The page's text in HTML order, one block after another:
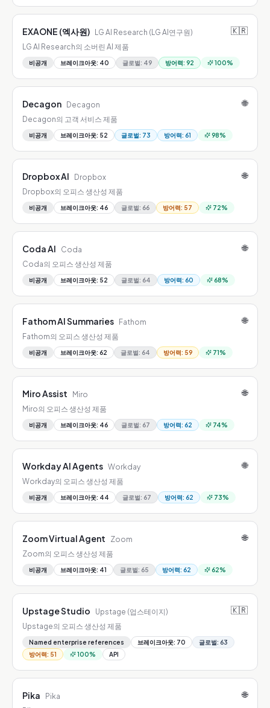
EXAONE (엑사원) LG AI Research (LG AI연구원) 🇰🇷
LG AI Research의 소버린 AI 제품
비공개 브레이크아웃: 40 글로벌: 49 방어력: 92 100%
Decagon Decagon 🌐
Decagon의 고객 서비스 제품
비공개 브레이크아웃: 52 글로벌: 73 방어력: 61 98%
Dropbox AI Dropbox 🌐
Dropbox의 오피스 생산성 제품
비공개 브레이크아웃: 46 글로벌: 66 방어력: 57 72%
Coda AI Coda 🌐
Coda의 오피스 생산성 제품
비공개 브레이크아웃: 52 글로벌: 64 방어력: 60 68%
Fathom AI Summaries Fathom 🌐
Fathom의 오피스 생산성 제품
비공개 브레이크아웃: 62 글로벌: 64 방어력: 59 71%
Miro Assist Miro 🌐
Miro의 오피스 생산성 제품
비공개 브레이크아웃: 46 글로벌: 67 방어력: 62 74%
Workday AI Agents Workday 🌐
Workday의 오피스 생산성 제품
비공개 브레이크아웃: 44 글로벌: 67 방어력: 62 73%
Zoom Virtual Agent Zoom 🌐
Zoom의 오피스 생산성 제품
비공개 브레이크아웃: 41 글로벌: 65 방어력: 62 62%
Upstage Studio Upstage (업스테이지) 🇰🇷
Upstage의 오피스 생산성 제품
Named enterprise references 브레이크아웃: 70 글로벌: 63
방어력: 51 100% API
Pika Pika 🌐